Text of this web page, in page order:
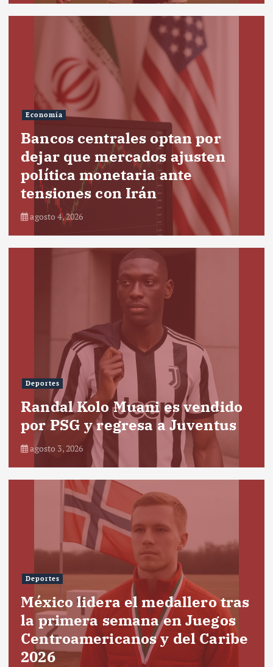
Economía
Bancos centrales optan por
dejar que mercados ajusten
política monetaria ante
tensiones con Irán
agosto 4, 2026
Deportes
Randal Kolo Muani es vendido
por PSG y regresa a Juventus
agosto 3, 2026
Deportes
México lidera el medallero tras
la primera semana en Juegos
Centroamericanos y del Caribe
2026